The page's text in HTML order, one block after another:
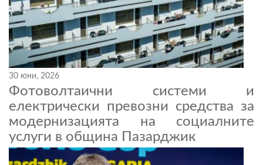
30 юни, 2026
Фотоволтаични системи и
електрически превозни средства за
модернизацията на социалните
услуги в община Пазарджик